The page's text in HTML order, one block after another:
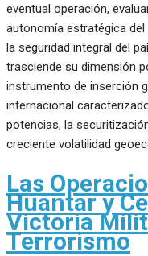
eventual operación,
autonomía estratégica
la seguridad integral del
trasciende su dimensión
instrumento de inserción
internacional
potencias, la
creciente volatilidad
Las
Huántar y
Victoria
Terrorismo